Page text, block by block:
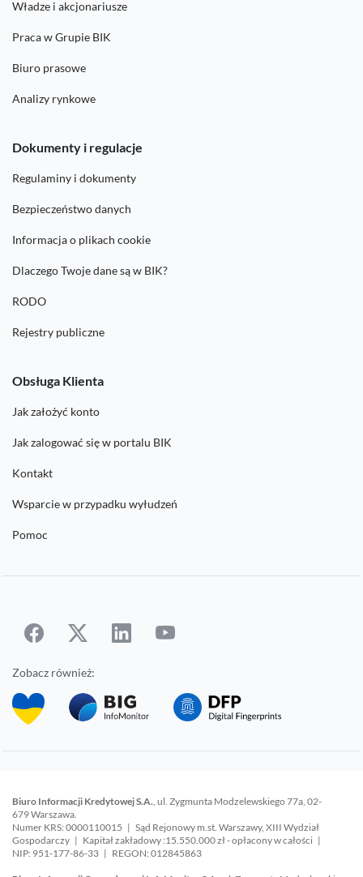
Władze i akcjonariusze
Praca w Grupie BIK
Biuro prasowe
Analizy rynkowe
Dokumenty i regulacje
Regulaminy i dokumenty
Bezpieczeństwo danych
Informacja o plikach cookie
Dlaczego Twoje dane są w BIK?
RODO
Rejestry publiczne
Obsługa Klienta
Jak założyć konto
Jak zalogować się w portalu BIK
Kontakt
Wsparcie w przypadku wyłudzeń
Pomoc
Zobacz również:
Biuro Informacji Kredytowej S.A., ul. Zygmunta Modzelewskiego 77a, 02-
679 Warszawa.
Numer KRS: 0000110015 | Sąd Rejonowy m.st. Warszawy, XIII Wydział
Gospodarczy | Kapitał zakładowy :15.550.000 zł - opłacony w całości |
NIP: 951-177-86-33 | REGON: 012845863